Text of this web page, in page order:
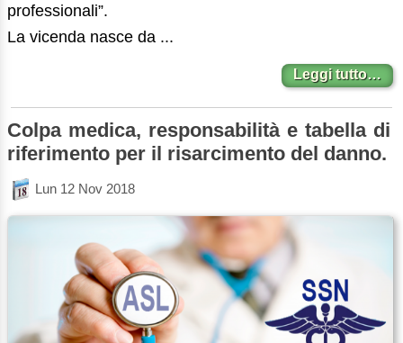
professionali”.
La vicenda nasce da ...
Leggi tutto…
Colpa medica, responsabilità e tabella di
riferimento per il risarcimento del danno.
Lun 12 Nov 2018